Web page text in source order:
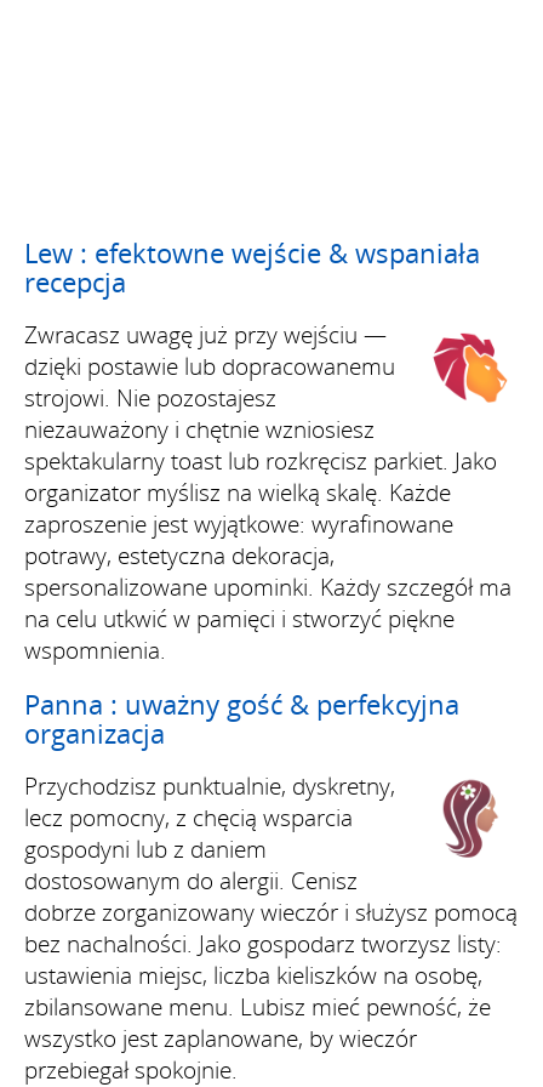
Lew : efektowne wejście & wspaniała
recepcja
Zwracasz uwagę już przy wejściu —
dzięki postawie lub dopracowanemu
strojowi. Nie pozostajesz
niezauważony i chętnie wzniosiesz
spektakularny toast lub rozkręcisz parkiet. Jako
organizator myślisz na wielką skalę. Każde
zaproszenie jest wyjątkowe: wyrafinowane
potrawy, estetyczna dekoracja,
spersonalizowane upominki. Każdy szczegół ma
na celu utkwić w pamięci i stworzyć piękne
wspomnienia.
Panna : uważny gość & perfekcyjna
organizacja
Przychodzisz punktualnie, dyskretny,
lecz pomocny, z chęcią wsparcia
gospodyni lub z daniem
dostosowanym do alergii. Cenisz
dobrze zorganizowany wieczór i służysz pomocą
bez nachalności. Jako gospodarz tworzysz listy:
ustawienia miejsc, liczba kieliszków na osobę,
zbilansowane menu. Lubisz mieć pewność, że
wszystko jest zaplanowane, by wieczór
przebiegał spokojnie.